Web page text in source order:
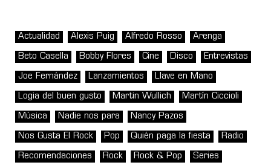
Actualidad Alexis Puig Alfredo Rosso Arenga
Beto Casella Bobby Flores Cine Disco Entrevistas
Joe Fernández Lanzamientos Llave en Mano
Logia del buen gusto Martin Wullich Martín Ciccioli
Música Nadie nos para Nancy Pazos
Nos Gusta El Rock Pop Quién paga la fiesta Radio
Recomendaciones Rock Rock & Pop Series